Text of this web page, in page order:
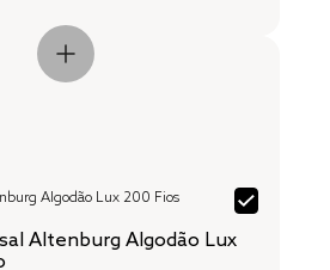
Algodão Lux 200 Fios